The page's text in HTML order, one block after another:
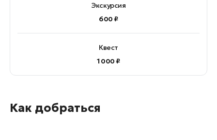
Экскурсия
600 ₽
Квест
1 000 ₽
Как добраться